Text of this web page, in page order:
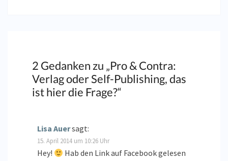
2 Gedanken zu „Pro & Contra:
Verlag oder Self-Publishing, das
ist hier die Frage?“
Lisa Auersagt:
15. April 2014 um 10:26 Uhr
Hey!
Hab den Link auf Facebook gelesen